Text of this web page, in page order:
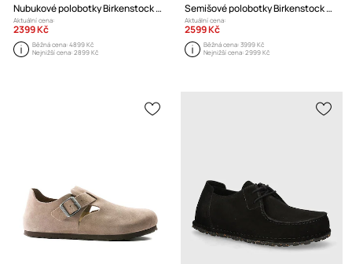
Nubukové polobotky Birkenstock Highwood Lace
Aktuální cena:
2399 Kč
Běžná cena:4899 Kč
Nejnižší cena:2899 Kč
Semišové polobotky Birkenstock Utti Lace
Aktuální cena:
2599 Kč
Běžná cena:3999 Kč
Nejnižší cena:2999 Kč